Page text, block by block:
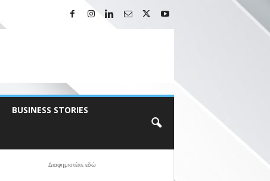
BUSINESS STORIES
Διαφημιστέιτε εδώ